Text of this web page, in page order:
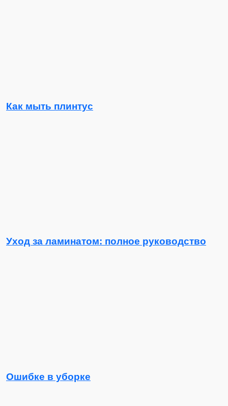
Как мыть плинтус
Уход за ламинатом: полное руководство
Ошибке в уборке